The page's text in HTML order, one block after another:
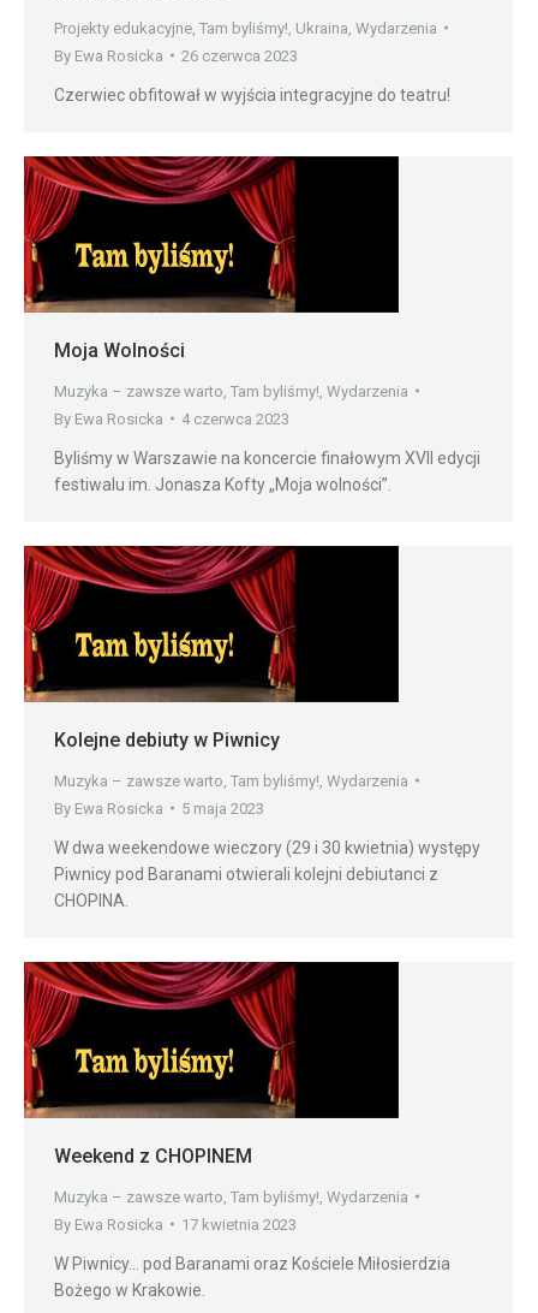
Projekty edukacyjne Tam byliśmy! Ukraina Wydarzenia
By Ewa Rosicka 26 czerwca 2023
Czerwiec obfitował w wyjścia integracyjne do teatru!
Moja Wolności
Muzyka – zawsze warto Tam byliśmy! Wydarzenia
By Ewa Rosicka 4 czerwca 2023
Byliśmy w Warszawie na koncercie finałowym XVII edycji
festiwalu im. Jonasza Kofty „Moja wolności”.
Kolejne debiuty w Piwnicy
Muzyka – zawsze warto Tam byliśmy! Wydarzenia
By Ewa Rosicka 5 maja 2023
W dwa weekendowe wieczory (29 i 30 kwietnia) występy
Piwnicy pod Baranami otwierali kolejni debiutanci z
CHOPINA.
Weekend z CHOPINEM
Muzyka – zawsze warto Tam byliśmy! Wydarzenia
By Ewa Rosicka 17 kwietnia 2023
W Piwnicy… pod Baranami oraz Kościele Miłosierdzia
Bożego w Krakowie.